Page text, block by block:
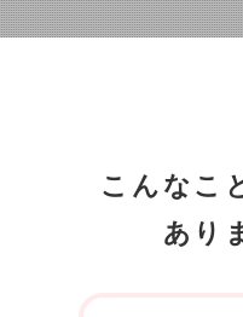
こんなこ
あり